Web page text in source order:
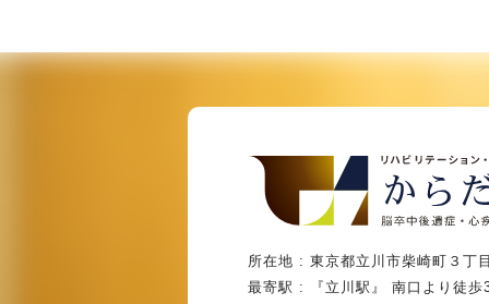
所在地 : 東京都立川市柴崎町３丁
最寄駅 : 『立川駅』 南口より徒歩